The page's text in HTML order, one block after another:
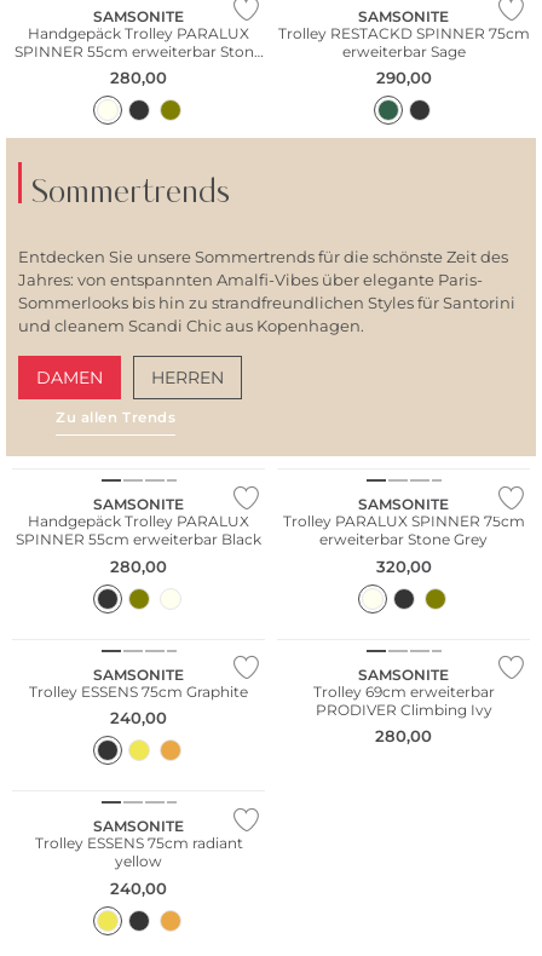
SAMSONITE
Handgepäck Trolley PARALUX
SPINNER 55cm erweiterbar Stone
Grey
280,00
SAMSONITE
Trolley RESTACKD SPINNER 75cm
erweiterbar Sage
290,00
Sommertrends
Entdecken Sie unsere Sommertrends für die schönste Zeit des
Jahres: von entspannten Amalfi-Vibes über elegante Paris-
Sommerlooks bis hin zu strandfreundlichen Styles für Santorini
und cleanem Scandi Chic aus Kopenhagen.
DAMEN HERREN
Zu allen Trends
SAMSONITE
Handgepäck Trolley PARALUX
SPINNER 55cm erweiterbar Black
280,00
SAMSONITE
Trolley PARALUX SPINNER 75cm
erweiterbar Stone Grey
320,00
SAMSONITE
Trolley ESSENS 75cm Graphite
240,00
SAMSONITE
Trolley 69cm erweiterbar
PRODIVER Climbing Ivy
280,00
SAMSONITE
Trolley ESSENS 75cm radiant
yellow
240,00